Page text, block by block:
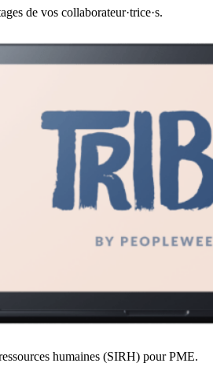
de vos collaborateur·trice·s.
humaines (SIRH) pour PME.